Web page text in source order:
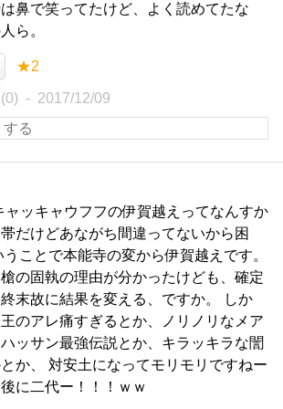
鼻で笑ってたけど、よく読めてたな
ら。
★2
2017/12/09
ャッキャウフフの伊賀越えってなんすか
だけどあながち間違ってないから困
うことで本能寺の変から伊賀越えです。
の固執の理由が分かったけども、確定
末故に結果を変える、ですか。 しか
のアレ痛すぎるとか、ノリノリなメア
ッサン最強伝説とか、キラッキラな誾
か、 対安土になってモリモリですねー
に二代ー！！！ｗｗ